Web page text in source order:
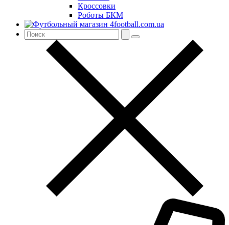
Кроссовки
Роботы БКМ